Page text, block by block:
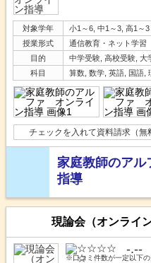
対象学年
小1～6, 中1～3, 高1～3
授業形式
通信教育・ネット学習
目的
中学受験, 高校受験, 大
科目
算数, 数学, 英語, 国語,
チェックを入れて資料請求（無
家庭教師のア
指導
現論会（オンライン
-.--
※口コミ件数が一定以下